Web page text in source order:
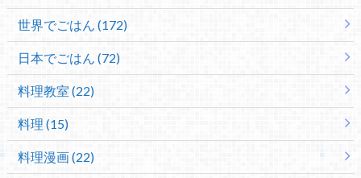
世界でごはん (172)
日本でごはん (72)
料理教室 (22)
料理 (15)
料理漫画 (22)